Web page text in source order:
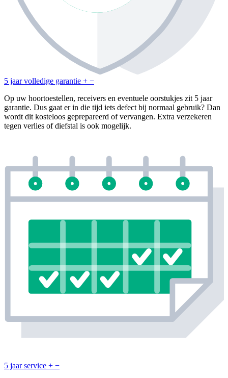
5 jaar volledige garantie + −
Op uw hoortoestellen, receivers en eventuele oorstukjes zit 5 jaar
garantie. Dus gaat er in die tijd iets defect bij normaal gebruik? Dan
wordt dit kosteloos geprepareerd of vervangen. Extra verzekeren
tegen verlies of diefstal is ook mogelijk.
5 jaar service + −